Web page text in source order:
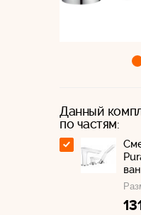
Данный
по частям: